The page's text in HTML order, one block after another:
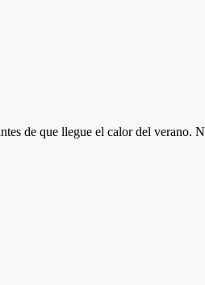
de que llegue el calor del verano.